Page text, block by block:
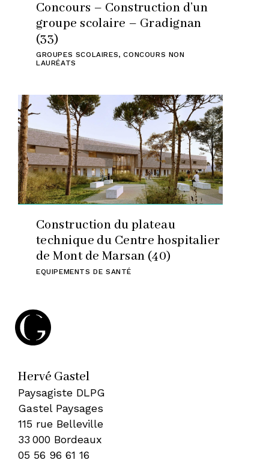
Concours – Construction d’un
groupe scolaire – Gradignan
(33)
GROUPES SCOLAIRES,CONCOURS NON
LAURÉATS
Construction du plateau
technique du Centre hospitalier
de Mont de Marsan (40)
EQUIPEMENTS DE SANTÉ
Hervé Gastel
Paysagiste DLPG
Gastel Paysages
115 rue Belleville
33 000 Bordeaux
05 56 96 61 16